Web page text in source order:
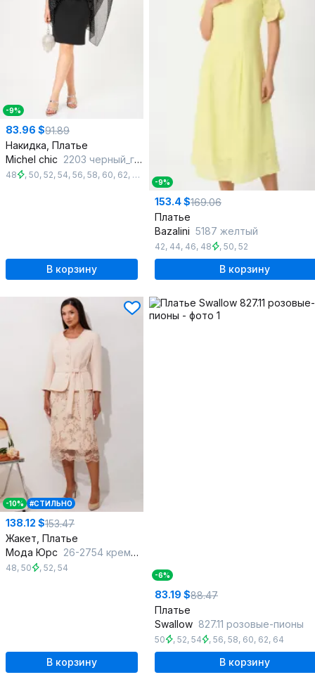
-9%
83.96 $91.89
Накидка, Платье
Michel chic 2203 черный_горох
48 , 50, 52, 54, 56, 58, 60, 62, 64 66
В корзину
-9%
153.4 $169.06
Платье
Bazalini 5187 желтый
42, 44, 46, 48 , 50, 52
В корзину
-10% #СТИЛЬНО
138.12 $153.47
Жакет, Платье
Мода Юрс 26-2754 кремовый
48, 50 , 52, 54
В корзину
-6%
83.19 $88.47
Платье
Swallow 827.11 розовые-пионы
50 , 52, 54 , 56, 58, 60, 62, 64
В корзину